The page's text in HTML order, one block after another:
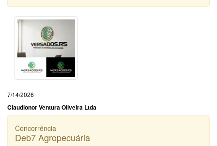
7/14/2026
Claudionor Ventura Oliveira Ltda
Concorrência
Deb7 Agropecuária